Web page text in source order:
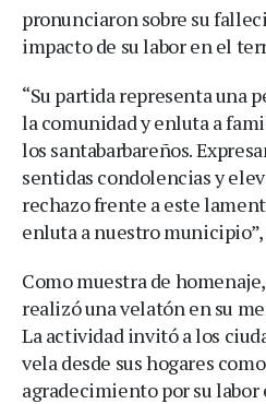
pronunciaron sobre su
impacto de su labor en el
“Su partida representa una
la comunidad y enluta a
los santabarbareños.
sentidas condolencias y
rechazo frente a este
enluta a nuestro
Como muestra de
realizó una velatón en su
La actividad invitó a los
vela desde sus hogares
agradecimiento por su labor